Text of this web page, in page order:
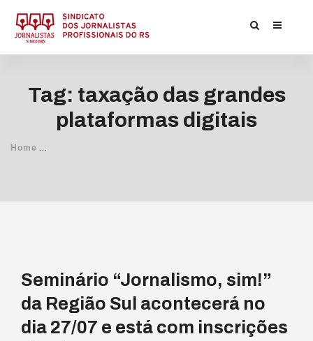
Tag: taxação das grandes
plataformas digitais
Home Posts Tagged
Seminário “Jornalismo, sim!”
da Região Sul acontecerá no
dia 27/07 e está com inscrições